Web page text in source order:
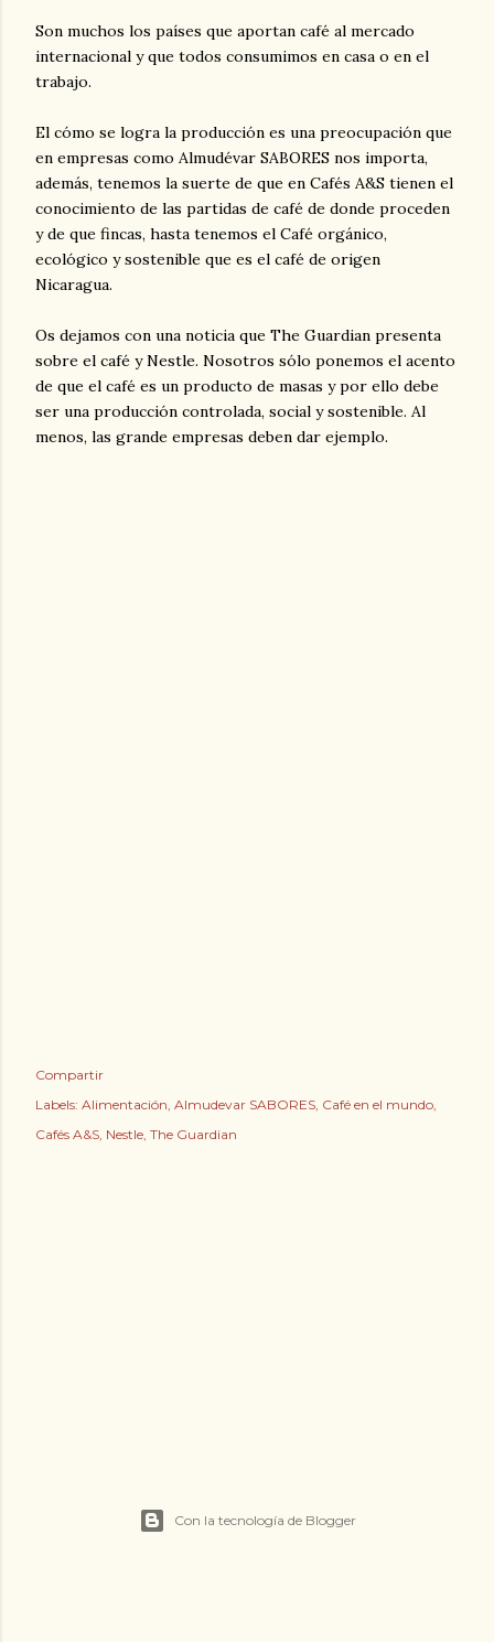
Son muchos los países que aportan café al mercado
internacional y que todos consumimos en casa o en el
trabajo.
El cómo se logra la producción es una preocupación que
en empresas como Almudévar SABORES nos importa,
además, tenemos la suerte de que en Cafés A&S tienen el
conocimiento de las partidas de café de donde proceden
y de que fincas, hasta tenemos el Café orgánico,
ecológico y sostenible que es el café de origen
Nicaragua.
Os dejamos con una noticia que The Guardian presenta
sobre el café y Nestle. Nosotros sólo ponemos el acento
de que el café es un producto de masas y por ello debe
ser una producción controlada, social y sostenible. Al
menos, las grande empresas deben dar ejemplo.
Compartir
Labels: Alimentación Almudevar SABORES Café en el mundo
Cafés A&S Nestle The Guardian
Con la tecnología de Blogger